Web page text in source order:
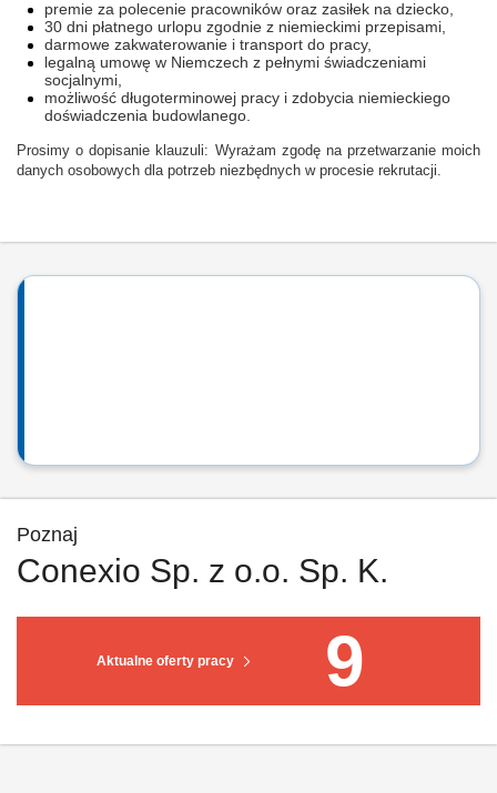
premie za polecenie pracowników oraz zasiłek na dziecko,
30 dni płatnego urlopu zgodnie z niemieckimi przepisami,
darmowe zakwaterowanie i transport do pracy,
legalną umowę w Niemczech z pełnymi świadczeniami
socjalnymi,
możliwość długoterminowej pracy i zdobycia niemieckiego
doświadczenia budowlanego.
Prosimy o dopisanie klauzuli: Wyrażam zgodę na przetwarzanie moich
danych osobowych dla potrzeb niezbędnych w procesie rekrutacji.
Poznaj
Conexio Sp. z o.o. Sp. K.
Aktualne oferty pracy 9